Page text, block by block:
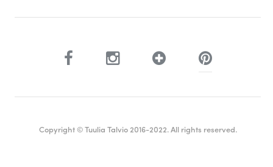
Copyright © Tuulia Talvio 2016-2022. All rights reserved.